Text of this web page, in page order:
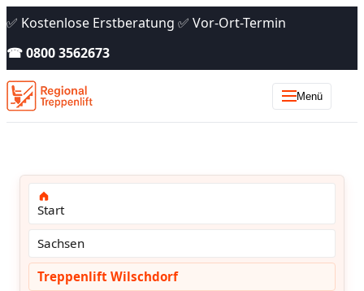
✅ Kostenlose Erstberatung ✅ Vor-Ort-Termin
☎ 0800 3562673
Menü
Start
Sachsen
Treppenlift Wilschdorf